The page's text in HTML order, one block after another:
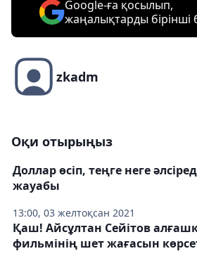
Google-ға қосылып,
жаңалықтарды
zkadm
Оқи отырыңыз
13:00, 03 желтоқсан 2021
Доллар өсіп, теңге неге
жауабы
Қаш! Айсұлтан Сейітов
фильмінің шет жағасын